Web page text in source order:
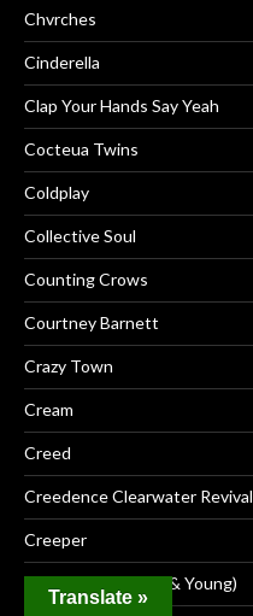
Chvrches
Cinderella
Clap Your Hands Say Yeah
Cocteua Twins
Coldplay
Collective Soul
Counting Crows
Courtney Barnett
Crazy Town
Cream
Creed
Creedence Clearwater Revival
Creeper
Crosby Stills Nash (& Young)
Translate »